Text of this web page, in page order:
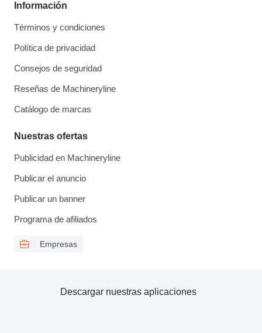
Información
Términos y condiciones
Política de privacidad
Consejos de seguridad
Reseñas de Machineryline
Catálogo de marcas
Nuestras ofertas
Publicidad en Machineryline
Publicar el anuncio
Publicar un banner
Programa de afiliados
Empresas
Descargar nuestras aplicaciones